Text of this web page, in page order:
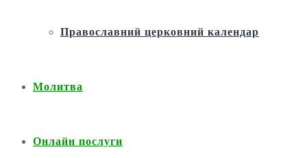
Православний церковний календар
Молитва
Онлайн послуги